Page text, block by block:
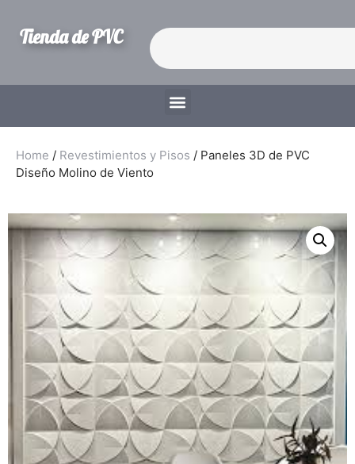
Tienda de PVC
Home / Revestimientos y Pisos / Paneles 3D de PVC
Diseño Molino de Viento